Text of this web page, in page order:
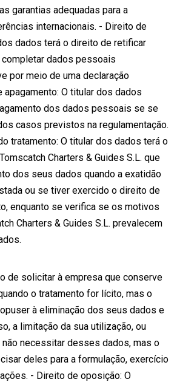
garantias adequadas para a
internacionais. - Direito de
dados terá o direito de retificar
dados pessoais
por meio de uma declaração
apagamento: O titular dos dados
dos dados pessoais se se
casos previstos na regulamentação.
tratamento: O titular dos dados terá o
Charters & Guides S.L. que
dos seus dados quando a exatidão
ou se tiver exercido o direito de
enquanto se verifica se os motivos
Charters & Guides S.L. prevalecem
de solicitar à empresa que conserve
o tratamento for lícito, mas o
à eliminação dos seus dados e
a limitação da sua utilização, ou
não necessitar desses dados, mas o
deles para a formulação, exercício
- Direito de oposição: O